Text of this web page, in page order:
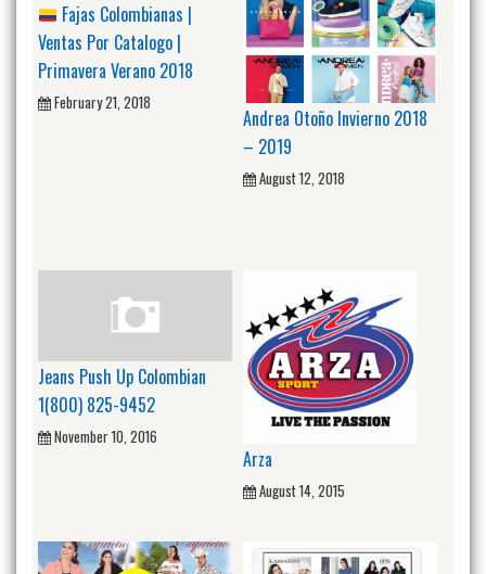
Fajas Colombianas |
Ventas Por Catalogo |
Primavera Verano 2018
February 21, 2018
Andrea Otoño Invierno 2018
– 2019
August 12, 2018
Jeans Push Up Colombian
1(800) 825-9452
November 10, 2016
Arza
August 14, 2015